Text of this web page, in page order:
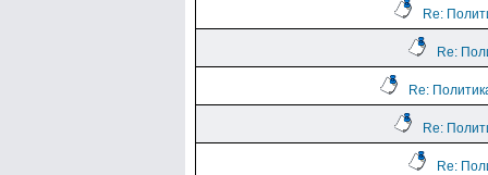
Re:
Re:
Re:
Re:
Re: